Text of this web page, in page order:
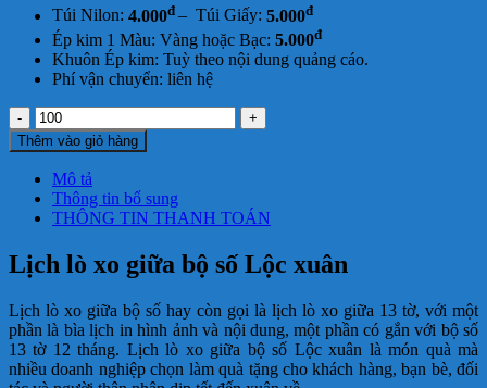
Túi Nilon: 4.000đ – Túi Giấy: 5.000đ
Ép kim 1 Màu: Vàng hoặc Bạc: 5.000đ
Khuôn Ép kim: Tuỳ theo nội dung quảng cáo.
Phí vận chuyển: liên hệ
Lịch
lò
xo
giữa
bộ
số
Lộc
xuân
số
Thêm vào giỏ hàng
Mô tả
Thông tin bổ sung
THÔNG TIN THANH TOÁN
Lịch lò xo giữa bộ số Lộc xuân
Lịch lò xo giữa bộ số hay còn gọi là lịch lò xo giữa 13 tờ, với một
phần là bìa lịch in hình ảnh và nội dung, một phần có gắn với bộ số
13 tờ 12 tháng. Lịch lò xo giữa bộ số Lộc xuân là món quà mà
nhiều doanh nghiệp chọn làm quà tặng cho khách hàng, bạn bè, đối